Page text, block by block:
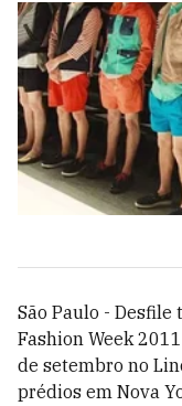
São Paulo -
Fashion Week
de setembro no
prédios em Nova